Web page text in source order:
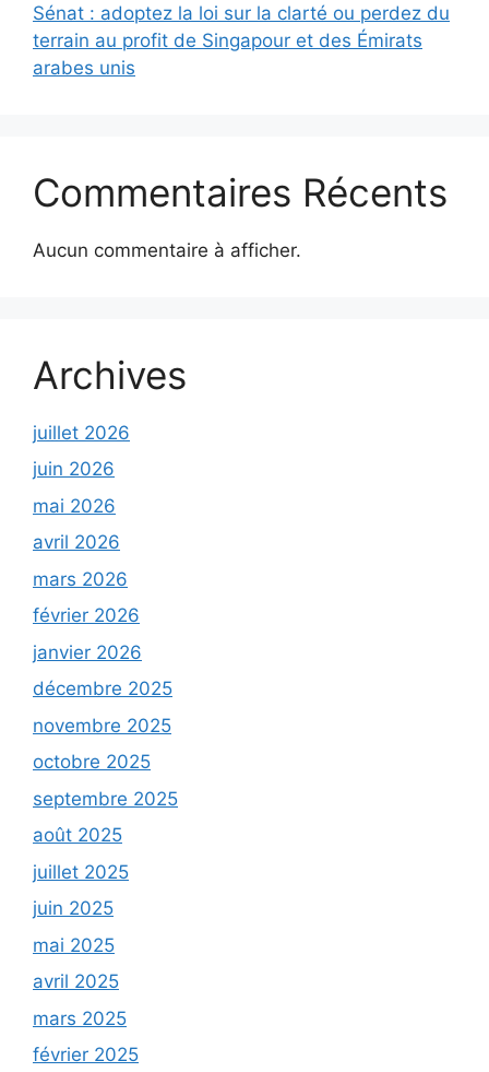
Sénat : adoptez la loi sur la clarté ou perdez du
terrain au profit de Singapour et des Émirats
arabes unis
Commentaires Récents
Aucun commentaire à afficher.
Archives
juillet 2026
juin 2026
mai 2026
avril 2026
mars 2026
février 2026
janvier 2026
décembre 2025
novembre 2025
octobre 2025
septembre 2025
août 2025
juillet 2025
juin 2025
mai 2025
avril 2025
mars 2025
février 2025